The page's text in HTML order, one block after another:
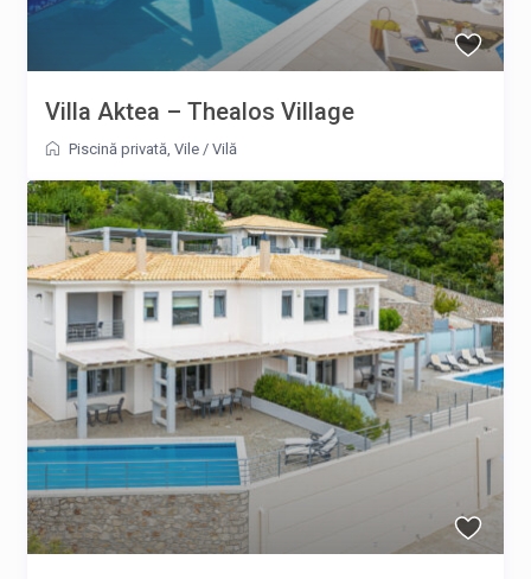
Villa Aktea – Thealos Village
Piscină privată ,Vile /Vilă